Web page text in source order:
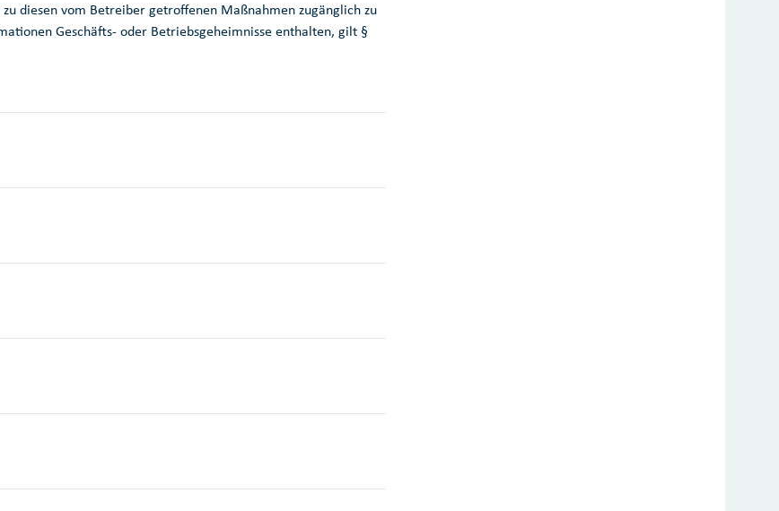
diesen vom Betreiber getroffenen Maßnahmen zugänglich zu
Geschäfts- oder Betriebsgeheimnisse enthalten, gilt §